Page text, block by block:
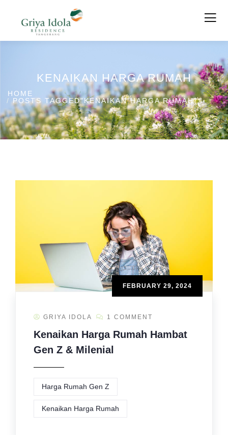
KENAIKAN HARGA RUMAH
HOME
POSTS TAGGED"KENAIKAN HARGA RUMAH"
FEBRUARY 29, 2024
GRIYA IDOLA 1 COMMENT
Kenaikan Harga Rumah Hambat
Gen Z & Milenial
Harga Rumah Gen Z
Kenaikan Harga Rumah